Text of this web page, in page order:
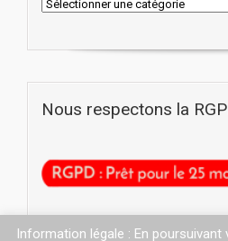
Nous respectons la
Information légale : En